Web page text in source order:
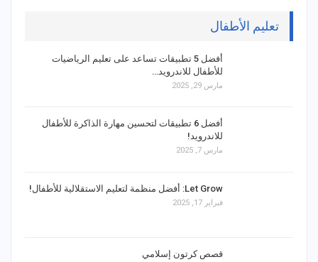
تعليم الأطفال
أفضل 5 تطبيقات تساعد على تعليم الرياضيات
للأطفال للاندرويد…
مارس 29, 2025
أفضل 6 تطبيقات لتحسين مهارة الذاكرة للأطفال
للاندرويد!
مارس 7, 2025
Let Grow: أفضل منظمة لتعليم الاستقلالية للأطفال!
فبراير 17, 2025
قصص كرتون إسلامي